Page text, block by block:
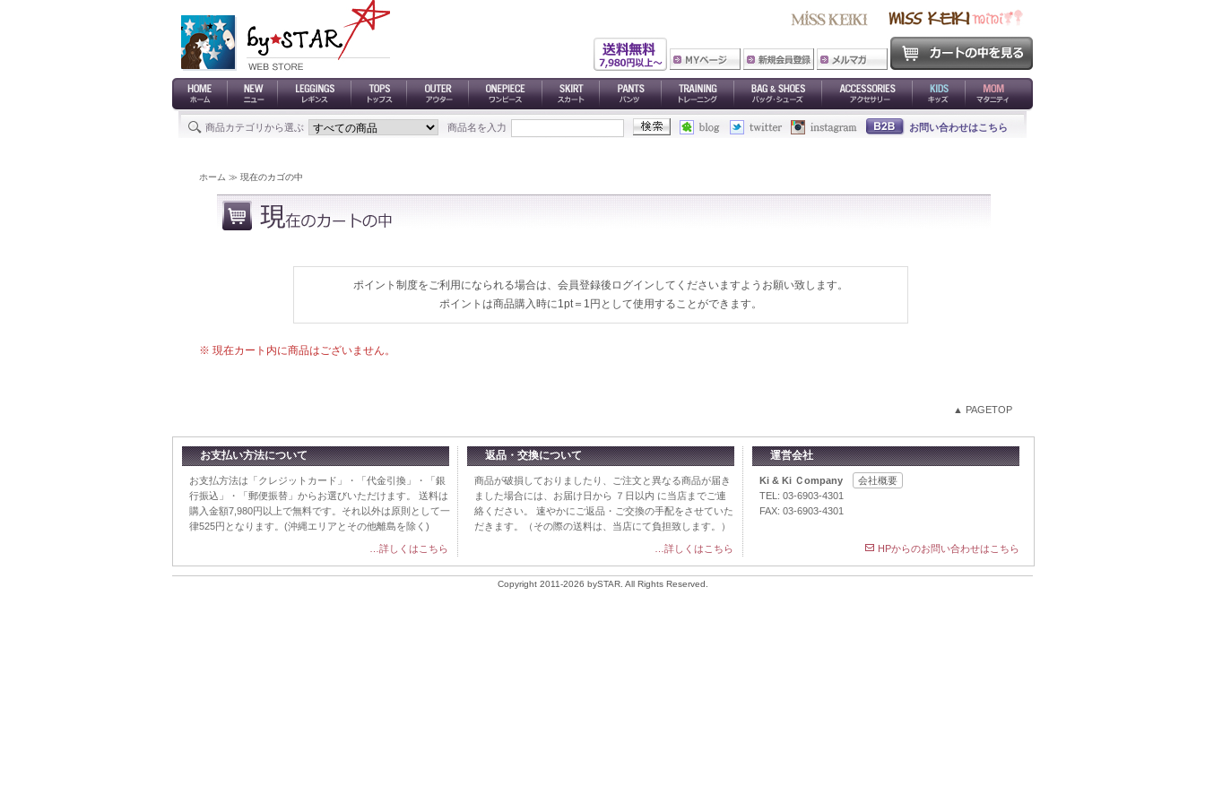
商品カテゴリから選ぶ 商品名を入力 お問い合わせはこちら
ホーム ≫ 現在のカゴの中
ポイント制度をご利用になられる場合は、会員登録後ログインしてくださいますようお願い致します。
ポイントは商品購入時に1pt＝1円 として使用することができます。
※ 現在カート内に商品はございません。
▲ PAGETOP
お支払い方法について
お支払方法は「クレジットカード」・「代金引換」・「銀
行振込」・「郵便振替」からお選びいただけます。 送料は
購入金額7,980円以上で無料です。それ以外は原則として一
律525円となります。(沖縄エリアとその他離島を除く)
…詳しくはこちら
返品・交換について
商品が破損しておりましたり、ご注文と異なる商品が届き
ました場合には、お届け日から ７日以内 に当店までご連
絡ください。 速やかにご返品・ご交換の手配をさせていた
だきます。（その際の送料は、当店にて負担致します。）
…詳しくはこちら
運営会社
Ki & Ki Ｃompany
会社概要
TEL: 03-6903-4301
FAX: 03-6903-4301
HPからのお問い合わせはこちら
Copyright 2011-2026 bySTAR. All Rights Reserved.